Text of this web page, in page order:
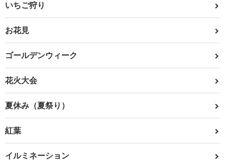
いちご狩り
お花見
ゴールデンウィーク
花火大会
夏休み（夏祭り）
紅葉
イルミネーション